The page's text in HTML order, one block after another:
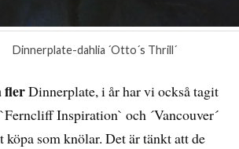
Dinnerplate-dahlia ´Otto´s Thrill´
flerDinnerplate, i år har vi också tagit
Inspiration` och ´Vancouver´
köpa som knölar. Det är tänkt att de